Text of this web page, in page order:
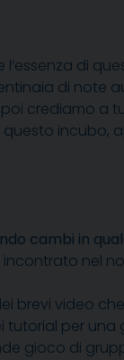
di
di note
crediamo a
incubo,
cambi in
nel
brevi video
tutorial per
gioco di